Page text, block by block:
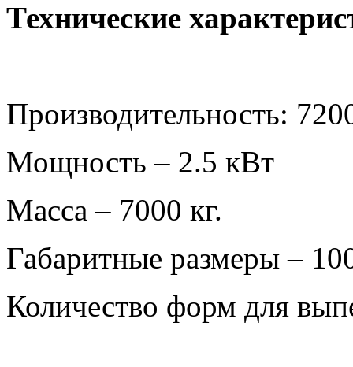
Технические
Производительность:
Мощность – 2.5 кВт
Масса – 7000 кг.
Габаритные размеры –
Количество форм для